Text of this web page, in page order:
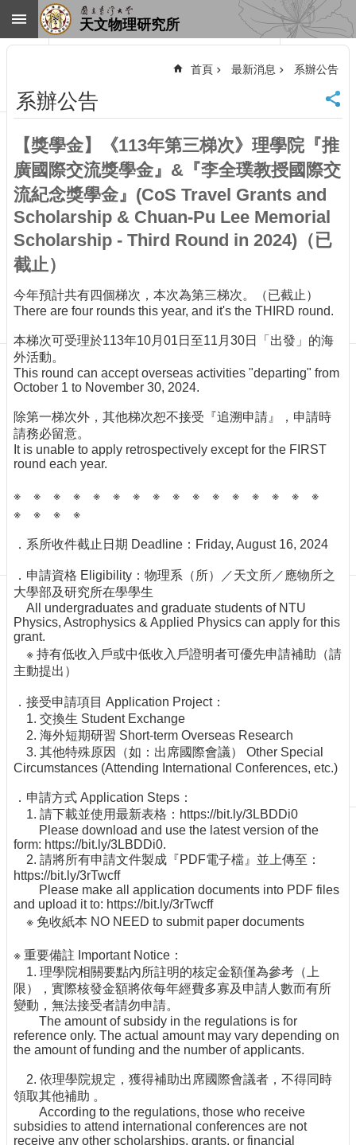
跳到主要內容區塊
回
臺
大
首
頁
網
站
導
覽
聯
資
訊
English
最
新
消
息
位
簡
所
成
學
演
課
學
事
系
徵
物
學
系
研
究
天文物理研究所
首頁 最新消息 系辦公告
系辦公告
【獎學金】《113年第三梯次》理學院『推
廣國際交流獎學金』&『李全璞教授國際交
流紀念獎學金』(CoS Travel Grants and
Scholarship & Chuan-Pu Lee Memorial
Scholarship - Third Round in 2024)（已
截止）
今年預計共有四個梯次，本次為第三梯次。（已截止）
There are four rounds this year, and it's the THIRD round.
本梯次可受理於113年10月01日至11月30日「出發」的海
外活動。
This round can accept overseas activities "departing" from
October 1 to November 30, 2024.
除第一梯次外，其他梯次恕不接受『追溯申請』，申請時
請務必留意。
It is unable to apply retrospectively except for the FIRST
round each year.
※ ※ ※ ※ ※ ※ ※ ※ ※ ※ ※ ※ ※ ※ ※ ※
※ ※ ※ ※
．系所收件截止日期 Deadline：Friday, August 16, 2024
．申請資格 Eligibility：物理系（所）／天文所／應物所之
大學部及研究所在學學生
All undergraduates and graduate students of NTU
Physics, Astrophysics & Applied Physics can apply for this
grant.
※ 持有低收入戶或中低收入戶證明者可優先申請補助（請
主動提出）
．接受申請項目 Application Project：
1. 交換生 Student Exchange
2. 海外短期研習 Short-term Overseas Research
3. 其他特殊原因（如：出席國際會議） Other Special
Circumstances (Attending International Conferences, etc.)
．申請方式 Application Steps：
1. 請下載並使用最新表格：https://bit.ly/3LBDDi0
Please download and use the latest version of the
form: https://bit.ly/3LBDDi0.
2. 請將所有申請文件製成『PDF電子檔』並上傳至：
https://bit.ly/3rTwcff
Please make all application documents into PDF files
and upload it to: https://bit.ly/3rTwcff
※ 免收紙本 NO NEED to submit paper documents
※ 重要備註 Important Notice：
1. 理學院相關要點內所註明的核定金額僅為參考（上
限），實際核發金額將依每年經費多寡及申請人數而有所
變動，無法接受者請勿申請。
The amount of subsidy in the regulations is for
reference only. The actual amount may vary depending on
the amount of funding and the number of applicants.
2. 依理學院規定，獲得補助出席國際會議者，不得同時
領取其他補助 。
According to the regulations, those who receive
subsidies to attend international conferences are not
receive any other scholarships, grants, or financial